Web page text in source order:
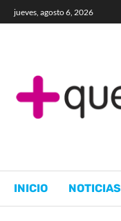
jueves, agosto 6, 2026
INICIO NOTICIAS